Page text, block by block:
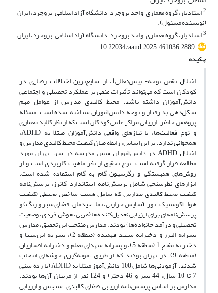
2استادیار، گروه معماری، واحد بروجرد، دانشگاه آزاد اسلامی، بروجرد، ایران
(نویسنده مسئول).
3استادیار، گروه معماری، واحد بروجرد، دانشگاه آزاد اسلامی، بروجرد، ایران.
10.22034/aaud.2025.461036.2889
چکیده
اختلال نقص توجه- بیش‌فعالی1، از شایع‌ترین اختلالات رفتاری در
کودکان است که می‌تواند تأثیرات منفی بر عملکرد تحصیلی و اجتماعی
دانش‌آموزان داشته باشد. محیط کالبدی مدارس از عوامل مهم
شکل‌دهی به رفتار و توجه دانش‌آموزان شناخته شده است. مسئله
پژوهش حاضر، ارزیابی مراکز علمی کودکان است که از نظر کالبد معماری
و نوع فعالیت‌ها، با نیازهای واقعی دانش‌آموزان مبتلا به ADHD،
همخوانی ندارد. بر این اساس، رابطه میان کیفیت محیط کالبدی مدارس و
اختلال ADHD در دانش‌آموزان شش مدرسه در شهر تهران مورد
مطالعه قرار گرفته است. نوع تحقیق از نظر ماهیت کاربردی است و از
روش‌های همبستگی و رگرسیون گام به گام استفاده شده است.
ابزارهای نظرسنجی شامل پرسش‌نامه استاندارد کانرز، پرسش‌نامه
کیفیت محیط کالبدی مدارس که شامل هشت شاخص محیطی (کیفیت
هوا، آکوستیک، نور، آسایش حرارتی، نما، چیدمان، فضای سبز و رنگ) و
پرسش‌نامه‌ای برای ارزیابی تعدیل‌کننده‌ها (مربی، هوش فردی، وضعیت
تحصیلی و درآمد خانواده‌ها) بودند. مدارس منتخب این تحقیق، مدارس
پسرانه البرز و دخترانه شهید فهمیده (منطقه 2)، پسرانه ابن‌سینا و
دخترانه مفتح 1 (منطقه 5)، و پسرانه شهدای معلم و دخترانه افشاریان
(منطقه 9)، در تهران بودند که از طریق نمونه‌گیری خوشه‌ای انتخاب
شدند. آزمودنی‌ها شامل 100 دانش‌آموز مبتلا به ADHD (با رده سنی
7 تا 10 سال، 44 پسر و 46 دختر) و 124 نفر از مربیان آن‌ها بودند.
مدارس بر اساس پرسش‌نامه ارزیابی فضای کالبدی، سنجش و ارزیابی